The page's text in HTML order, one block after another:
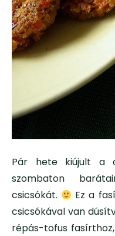
Pár hete kiújult a
szombaton
csicsókát.
Ez a
csicsókával van
répás-tofus